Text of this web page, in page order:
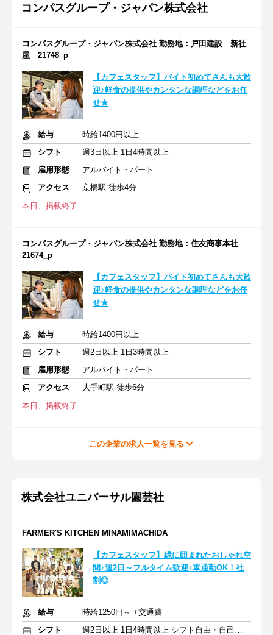
コンパスグループ・ジャパン株式会社
コンパスグループ・ジャパン株式会社 勤務地：戸田建設 新社
屋 21748_p
【カフェスタッフ】バイト初めてさんも大歓
迎♪軽食の提供やカンタンな調理などをお任
せ★
給与
時給1400円以上
シフト
週3日以上 1日4時間以上
雇用形態
アルバイト・パート
アクセス
京橋駅 徒歩4分
本日、掲載終了
コンパスグループ・ジャパン株式会社 勤務地：住友商事本社
21674_p
【カフェスタッフ】バイト初めてさんも大歓
迎♪軽食の提供やカンタンな調理などをお任
せ★
給与
時給1400円以上
シフト
週2日以上 1日3時間以上
雇用形態
アルバイト・パート
アクセス
大手町駅 徒歩6分
本日、掲載終了
この企業の求人一覧を見る
株式会社ユニバーサル園芸社
FARMER'S KITCHEN MINAMIMACHIDA
【カフェスタッフ】緑に囲まれたおしゃれ空
間♪週2日～フルタイム歓迎♪車通勤OK！社
割◎
給与
時給1250円～ +交通費
シフト
週2日以上 1日4時間以上 シフト自由・自己申告